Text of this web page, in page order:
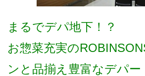
まるでデパ地下！？
お惣菜充実の
ンと 品揃え豊富なデパー